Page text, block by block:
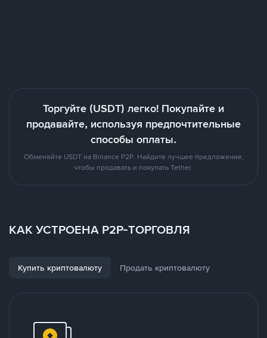
Торгуйте (USDT) легко! Покупайте и
продавайте, используя предпочтительные
способы оплаты.
Обменяйте USDT на Binance P2P. Найдите лучшее предложение,
чтобы продавать и покупать Tether.
КАК УСТРОЕНА P2P-ТОРГОВЛЯ
Купить криптовалюту Продать криптовалюту